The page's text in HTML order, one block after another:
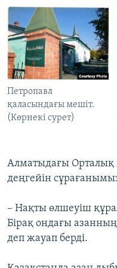
Петропавл
қаласындағы мешіт.
(Көрнекі сурет)
Алматыдағы Орталық
деңгейін
– Нақты өлшеуіш
Бірақ ондағы
деп жауап берді.